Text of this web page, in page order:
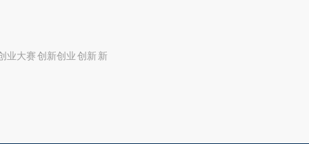
业大赛 创新创业 创新 新